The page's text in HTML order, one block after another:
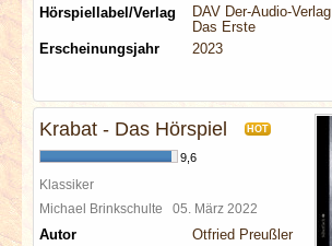
Hörspiellabel/Verlag
DAV Der-Audio-Verlag
Das Erste
Erscheinungsjahr
2023
Krabat - Das Hörspiel HOT
9,6
Klassiker
Michael Brinkschulte 05. März 2022
Autor
Otfried Preußler